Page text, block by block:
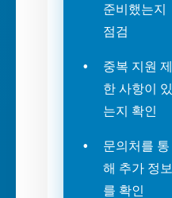
준비했는지
점검
중복 지원 제
한 사항이 있
는지 확인
문의처를 통
해 추가 정보
를 확인